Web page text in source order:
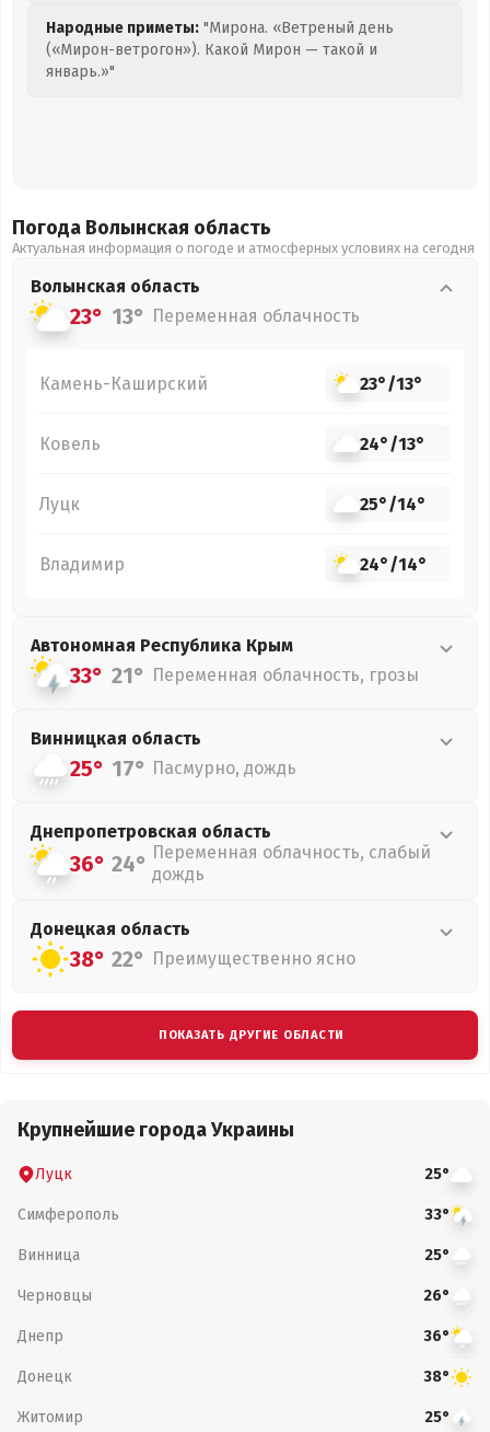
Народные приметы: "Мирона. «Ветреный день
(«Мирон-ветрогон»). Какой Мирон — такой и
январь.»"
Погода Волынская область
Актуальная информация о погоде и атмосферных условиях на сегодня
Волынская область
23° 13° Переменная облачность
Камень-Каширский 23°/13°
Ковель 24°/13°
Луцк 25°/14°
Владимир 24°/14°
Автономная Республика Крым
33° 21° Переменная облачность, грозы
Винницкая область
25° 17° Пасмурно, дождь
Днепропетровская область
36° 24° Переменная облачность, слабый
дождь
Донецкая область
38° 22° Преимущественно ясно
ПОКАЗАТЬ ДРУГИЕ ОБЛАСТИ
Крупнейшие города Украины
Луцк 25°
Симферополь 33°
Винница 25°
Черновцы 26°
Днепр 36°
Донецк 38°
Житомир 25°